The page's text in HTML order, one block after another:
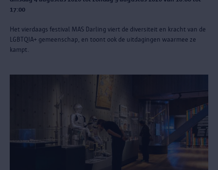
17:00
Het vierdaags festival MAS Darling viert de diversiteit en kracht van de
LGBTQIA+ gemeenschap, en toont ook de uitdagingen waarmee ze
kampt.